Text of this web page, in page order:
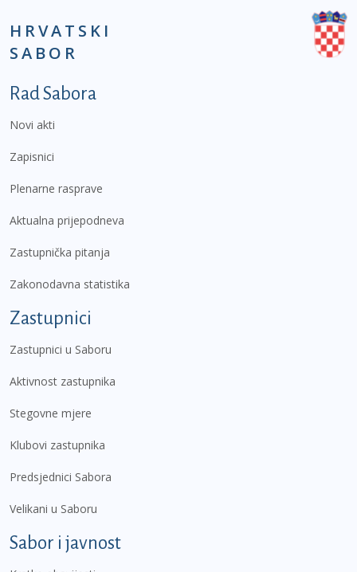
HRVATSKI
SABOR
Podnožje prvi izbornik
Rad Sabora
Novi akti
Zapisnici
Plenarne rasprave
Aktualna prijepodneva
Zastupnička pitanja
Zakonodavna statistika
Zastupnici
Zastupnici u Saboru
Aktivnost zastupnika
Stegovne mjere
Klubovi zastupnika
Predsjednici Sabora
Velikani u Saboru
Sabor i javnost